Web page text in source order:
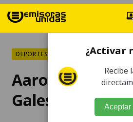
DEPORTES
Aaron Ramsey
Gales vence a
¿Activar
Recibe
Aceptar